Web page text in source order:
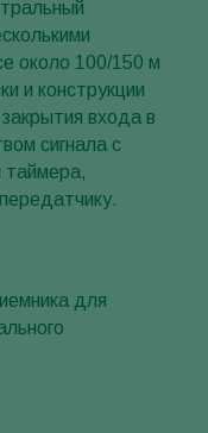
около 100/150 м
и конструкции
входа в
сигнала с
таймера,
для